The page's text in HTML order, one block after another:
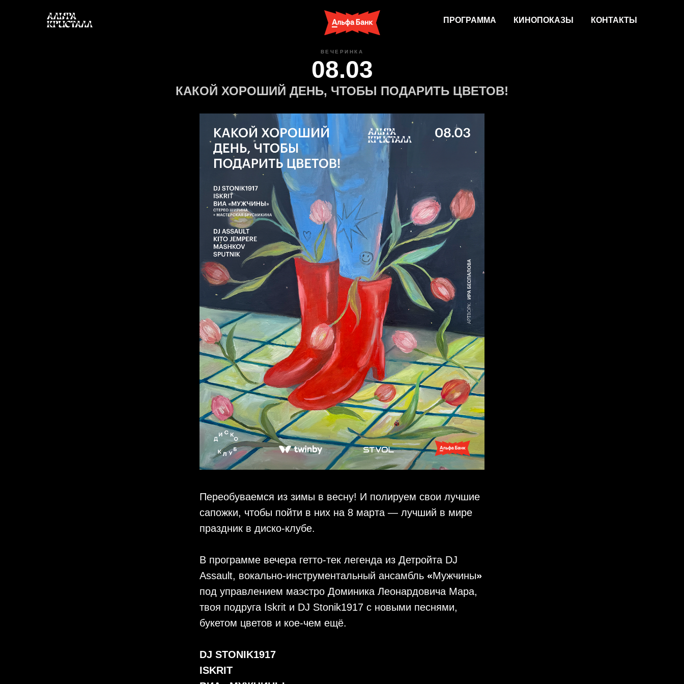
ПРОГРАММА КИНОПОКАЗЫ КОНТАКТЫ
ВЕЧЕРИНКА
08.03
КАКОЙ ХОРОШИЙ ДЕНЬ, ЧТОБЫ ПОДАРИТЬ ЦВЕТОВ!
Переобуваемся из зимы в весну! И полируем свои лучшие
сапожки, чтобы пойти в них на 8 марта — лучший в мире
праздник в диско-клубе.
В программе вечера гетто-тек легенда из Детройта DJ
Assault, вокально-инструментальный ансамбль «Мужчины»
под управлением маэстро Доминика Леонардовича Мара,
твоя подруга Iskrit и DJ Stonik1917 с новыми песнями,
букетом цветов и кое-чем ещё.
DJ STONIK1917
ISKRIT